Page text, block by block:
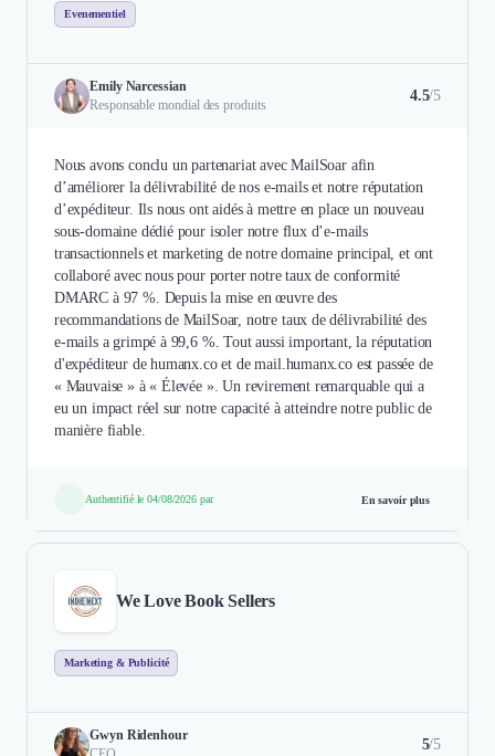
Evenementiel
Emily Narcessian
Responsable mondial des produits
4.5/5
Nous avons conclu un partenariat avec MailSoar afin
d’améliorer la délivrabilité de nos e-mails et notre réputation
d’expéditeur. Ils nous ont aidés à mettre en place un nouveau
sous-domaine dédié pour isoler notre flux d’e-mails
transactionnels et marketing de notre domaine principal, et ont
collaboré avec nous pour porter notre taux de conformité
DMARC à 97 %. Depuis la mise en œuvre des
recommandations de MailSoar, notre taux de délivrabilité des
e-mails a grimpé à 99,6 %. Tout aussi important, la réputation
d'expéditeur de humanx.co et de mail.humanx.co est passée de
« Mauvaise » à « Élevée ». Un revirement remarquable qui a
eu un impact réel sur notre capacité à atteindre notre public de
manière fiable.
Authentifié le 04/08/2026 par En savoir plus
We Love Book Sellers
Marketing & Publicité
Gwyn Ridenhour
5/5